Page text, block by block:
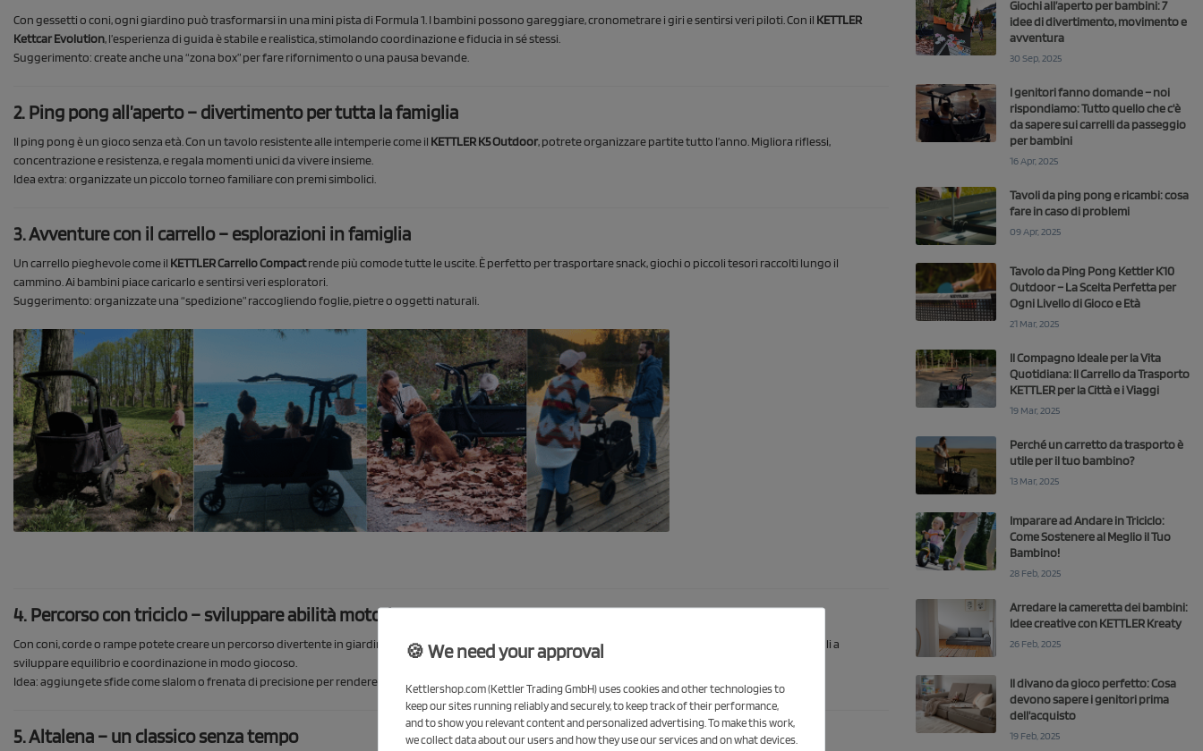
Con gessetti o coni, ogni giardino può trasformarsi in una mini pista di Formula 1. I bambini possono gareggiare, cronometrare i giri e sentirsi veri piloti. Con il KETTLER
Kettcar Evolution, l’esperienza di guida è stabile e realistica, stimolando coordinazione e fiducia in sé stessi.
Suggerimento: create anche una “zona box” per fare rifornimento o una pausa bevande.
2. Ping pong all’aperto – divertimento per tutta la famiglia
Il ping pong è un gioco senza età. Con un tavolo resistente alle intemperie come il KETTLER K5 Outdoor, potrete organizzare partite tutto l’anno. Migliora riflessi,
concentrazione e resistenza, e regala momenti unici da vivere insieme.
Idea extra: organizzate un piccolo torneo familiare con premi simbolici.
3. Avventure con il carrello – esplorazioni in famiglia
Un carrello pieghevole come il KETTLER Carrello Compactrende più comode tutte le uscite. È perfetto per trasportare snack, giochi o piccoli tesori raccolti lungo il
cammino. Ai bambini piace caricarlo e sentirsi veri esploratori.
Suggerimento: organizzate una “spedizione” raccogliendo foglie, pietre o oggetti naturali.
4. Percorso con triciclo – sviluppare abilità motorie
Con coni, corde o rampe potete creare un percorso divertente in giardino. Modelli robusti come il KETTLER Startrike Air
aiutano i più piccoli a
sviluppare equilibrio e coordinazione in modo giocoso.
Idea: aggiungete sfide come slalom o frenata di precisione per rendere il gioco più vario.
5. Altalena – un classico senza tempo
Giochi all’aperto per bambini: 7
idee di divertimento, movimento e
avventura
30 Sep, 2025
I genitori fanno domande – noi
rispondiamo: Tutto quello che c'è
da sapere sui carrelli da passeggio
per bambini
16 Apr, 2025
Tavoli da ping pong e ricambi: cosa
fare in caso di problemi
09 Apr, 2025
Tavolo da Ping Pong Kettler K10
Outdoor – La Scelta Perfetta per
Ogni Livello di Gioco e Età
21 Mar, 2025
Il Compagno Ideale per la Vita
Quotidiana: Il Carrello da Trasporto
KETTLER per la Città e i Viaggi
19 Mar, 2025
Perché un carretto da trasporto è
utile per il tuo bambino?
13 Mar, 2025
Imparare ad Andare in Triciclo:
Come Sostenere al Meglio il Tuo
Bambino!
28 Feb, 2025
Arredare la cameretta dei bambini:
Idee creative con KETTLER Kreaty
26 Feb, 2025
Il divano da gioco perfetto: Cosa
devono sapere i genitori prima
dell'acquisto
19 Feb, 2025
🍪 We need your approval
Kettlershop.com (Kettler Trading GmbH) uses cookies and other technologies to
keep our sites running reliably and securely, to keep track of their performance,
and to show you relevant content and personalized advertising. To make this work,
we collect data about our users and how they use our services and on what devices.